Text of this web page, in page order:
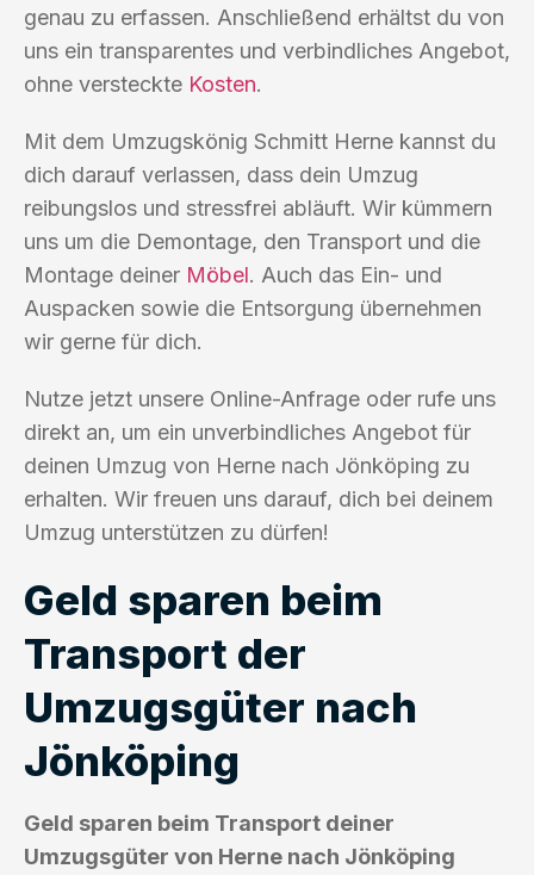
genau zu erfassen. Anschließend erhältst du von
uns ein transparentes und verbindliches Angebot,
ohne versteckte Kosten.
Mit dem Umzugskönig Schmitt Herne kannst du
dich darauf verlassen, dass dein Umzug
reibungslos und stressfrei abläuft. Wir kümmern
uns um die Demontage, den Transport und die
Montage deiner Möbel. Auch das Ein- und
Auspacken sowie die Entsorgung übernehmen
wir gerne für dich.
Nutze jetzt unsere Online-Anfrage oder rufe uns
direkt an, um ein unverbindliches Angebot für
deinen Umzug von Herne nach Jönköping zu
erhalten. Wir freuen uns darauf, dich bei deinem
Umzug unterstützen zu dürfen!
Geld sparen beim
Transport der
Umzugsgüter nach
Jönköping
Geld sparen beim Transport deiner
Umzugsgüter von Herne nach Jönköping